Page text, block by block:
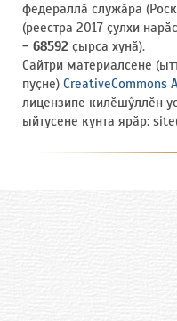
федераллӑ служӑра
(реестра 2017 ҫулхи
- 68592 ҫырса хунӑ).
Сайтри материалсене
пуҫне) CreativeCommons
лицензипе килӗшӳллӗн
ыйтусене кунта ярӑр: